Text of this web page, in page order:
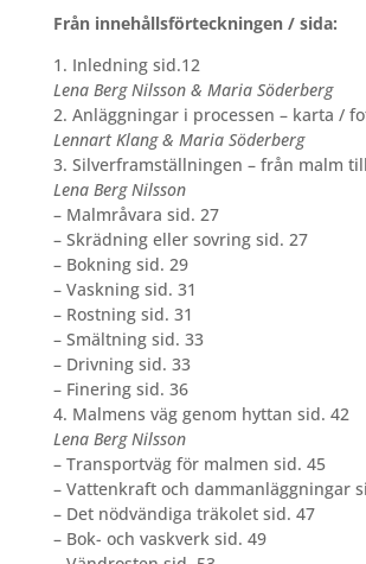
Från innehållsförteckningen / sida:
1. Inledning sid.12
Lena Berg Nilsson & Maria Söderberg
2. Anläggningar i processen – karta /
Lennart Klang & Maria Söderberg
3. Silverframställningen – från malm
Lena Berg Nilsson
– Malmråvara sid. 27
– Skrädning eller sovring sid. 27
– Bokning sid. 29
– Vaskning sid. 31
– Rostning sid. 31
– Smältning sid. 33
– Drivning sid. 33
– Finering sid. 36
4. Malmens väg genom hyttan sid. 42
Lena Berg Nilsson
– Transportväg för malmen sid. 45
– Vattenkraft och dammanläggningar
– Det nödvändiga träkolet sid. 47
– Bok- och vaskverk sid. 49